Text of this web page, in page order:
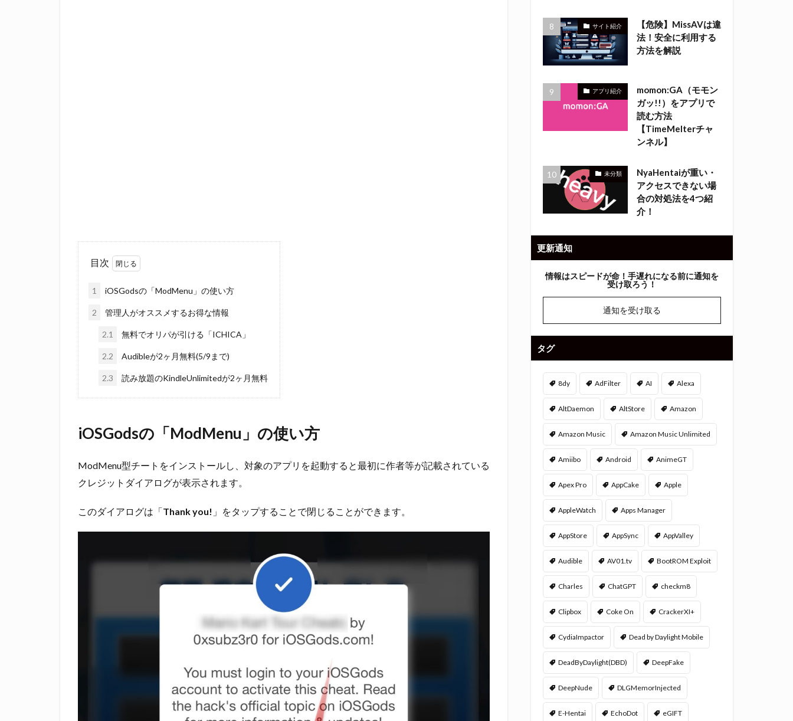
目次
1 iOSGodsの「ModMenu」の使い方
2 管理人がオススメするお得な情報
2.1 無料でオリパが引ける「ICHICA」
2.2 Audibleが2ヶ月無料(5/9まで)
2.3 読み放題のKindleUnlimitedが2ヶ月無料
iOSGodsの「ModMenu」の使い方
ModMenu型チートをインストールし、対象のアプリを起動すると最初に作者等が記載されている
クレジットダイアログが表示されます。
このダイアログは「Thank you! 」をタップすることで閉じることができます。
サイト紹介
【危険】MissAVは違
法！安全に利用する
方法を解説
アプリ紹介
momon:GA（モモン
ガッ!!）をアプリで
読む方法
【TimeMelterチャ
ンネル】
未分類
NyaHentaiが重い・
アクセスできない場
合の対処法を4つ紹
介！
更新通知
情報はスピードが命！ 手遅れになる前に通知を
受け取ろう！
通知を受け取る
タグ
8dy AdFilter AI Alexa
AltDaemon AltStore Amazon
Amazon Music Amazon Music Unlimited
Amiibo Android AnimeGT
Apex Pro AppCake Apple
AppleWatch Apps Manager
AppStore AppSync AppValley
Audible AV01.tv BootROM Exploit
Charles ChatGPT checkm8
Clipbox Coke On CrackerXI+
CydiaImpactor Dead by Daylight Mobile
DeadByDaylight(DBD) DeepFake
DeepNude DLGMemorInjected
E-Hentai EchoDot eGIFT